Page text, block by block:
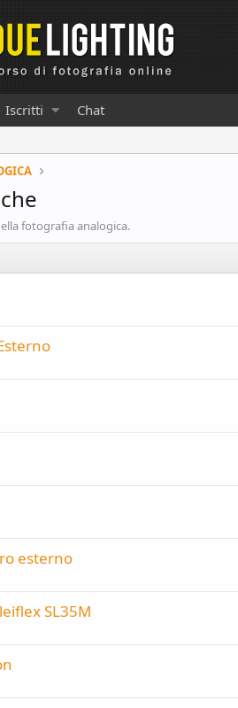
Iscritti Chat
fotografia analogica.
esterno
SL35M